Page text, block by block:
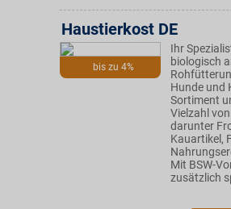
bis zu 4%
Haustierkost DE
Ihr
biologisch
Hunde und
Sortiment
Vielzahl
darunter
Kauartikel,
Mit BSW-
zusätzlich